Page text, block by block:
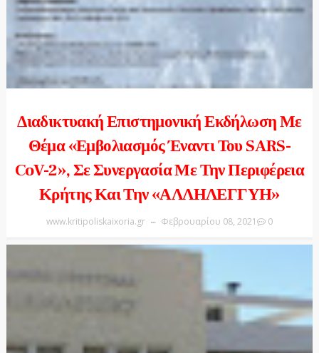
Διαδικτυακή Επιστημονική Εκδήλωση Με
Θέμα «Εμβολιασμός Έναντι Του SARS-
CoV-2», Σε Συνεργασία Με Την Περιφέρεια
Κρήτης Και Την «ΑΛΛΗΛΕΓΓΥΗ»
www.kritipoliskaixoria.gr Φεβρουαρίου 08, 2021 0